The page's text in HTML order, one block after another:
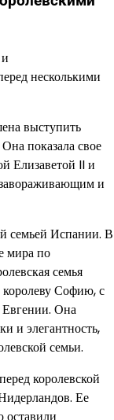
несколькими
выступить
показала свое
Елизаветой II и
и
семьей Испании. В
мира по
семья
Софию, с
Евгении. Она
и элегантность,
семьи.
королевской
Ее